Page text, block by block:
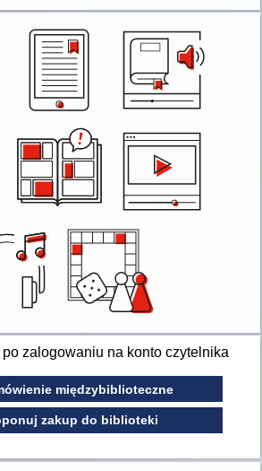
po zalogowaniu na konto czytelnika
międzybiblioteczne
zakup do biblioteki